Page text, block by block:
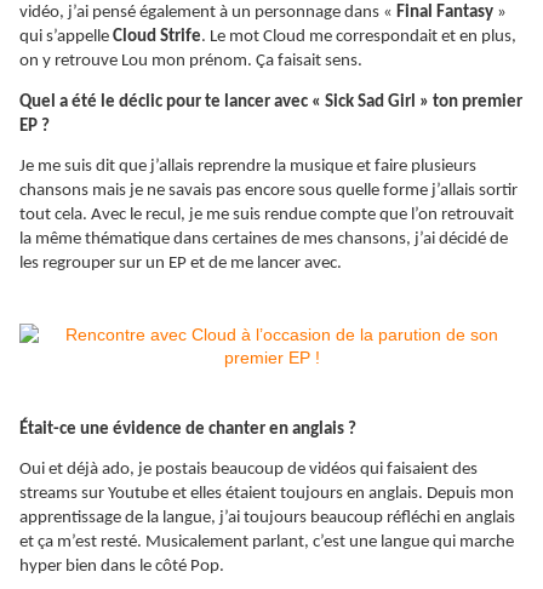
vidéo, j’ai pensé également à un personnage dans « Final Fantasy »
qui s’appelle Cloud Strife. Le mot Cloud me correspondait et en plus,
on y retrouve Lou mon prénom. Ça faisait sens.
Quel a été le déclic pour te lancer avec « Sick Sad Girl » ton premier
EP ?
Je me suis dit que j’allais reprendre la musique et faire plusieurs
chansons mais je ne savais pas encore sous quelle forme j’allais sortir
tout cela. Avec le recul, je me suis rendue compte que l’on retrouvait
la même thématique dans certaines de mes chansons, j’ai décidé de
les regrouper sur un EP et de me lancer avec.
Était-ce une évidence de chanter en anglais ?
Oui et déjà ado, je postais beaucoup de vidéos qui faisaient des
streams sur Youtube et elles étaient toujours en anglais. Depuis mon
apprentissage de la langue, j’ai toujours beaucoup réfléchi en anglais
et ça m’est resté. Musicalement parlant, c’est une langue qui marche
hyper bien dans le côté Pop.